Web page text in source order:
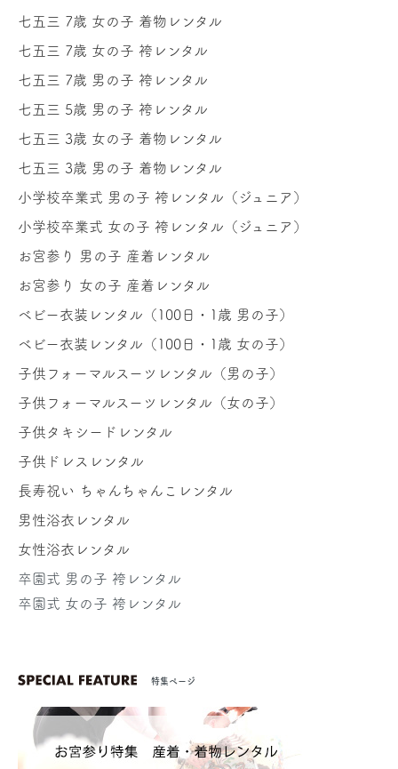
七五三 7歳 女の子 着物レンタル
七五三 7歳 女の子 袴レンタル
七五三 7歳 男の子 袴レンタル
七五三 5歳 男の子 袴レンタル
七五三 3歳 女の子 着物レンタル
七五三 3歳 男の子 着物レンタル
小学校卒業式 男の子 袴レンタル（ジュニア）
小学校卒業式 女の子 袴レンタル（ジュニア）
お宮参り 男の子 産着レンタル
お宮参り 女の子 産着レンタル
ベビー衣装レンタル（100日・1歳 男の子）
ベビー衣装レンタル（100日・1歳 女の子）
子供フォーマルスーツレンタル（男の子）
子供フォーマルスーツレンタル（女の子）
子供タキシードレンタル
子供ドレスレンタル
長寿祝い ちゃんちゃんこレンタル
男性浴衣レンタル
女性浴衣レンタル
卒園式 男の子 袴レンタル
卒園式 女の子 袴レンタル
特集ページ